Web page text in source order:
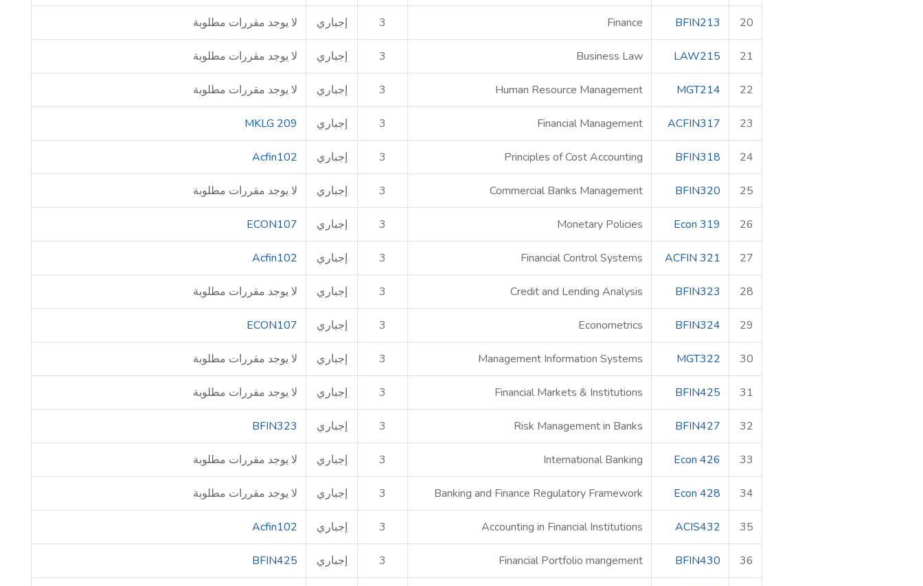
20
BFIN213
Finance
3 إجباري لا يوجد مقررات مطلوبة
21
LAW215
Business Law
3 إجباري لا يوجد مقررات مطلوبة
22
MGT214
Human Resource Management
3 إجباري لا يوجد مقررات مطلوبة
23
ACFIN317
Financial Management
3 إجباري MKLG 209
24
BFIN318
Principles of Cost Accounting
3 إجباري Acfin102
25
BFIN320
Commercial Banks Management
3 إجباري لا يوجد مقررات مطلوبة
26
Econ 319
Monetary Policies
3 إجباري ECON107
27
ACFIN 321
Financial Control Systems
3 إجباري Acfin102
28
BFIN323
Credit and Lending Analysis
3 إجباري لا يوجد مقررات مطلوبة
29
BFIN324
Econometrics
3 إجباري ECON107
30
MGT322
Management Information Systems
3 إجباري لا يوجد مقررات مطلوبة
31
BFIN425
Financial Markets & Institutions
3 إجباري لا يوجد مقررات مطلوبة
32
BFIN427
Risk Management in Banks
3 إجباري BFIN323
33
Econ 426
International Banking
3 إجباري لا يوجد مقررات مطلوبة
34
Econ 428
Banking and Finance Regulatory Framework
3 إجباري لا يوجد مقررات مطلوبة
35
ACIS432
Accounting in Financial Institutions
3 إجباري Acfin102
36
BFIN430
Financial Portfolio mangement
3 إجباري BFIN425